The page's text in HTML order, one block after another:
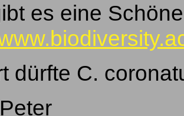
es eine
dürfte C.